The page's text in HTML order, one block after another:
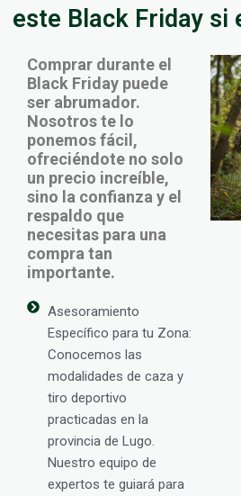
este Black Friday si
Comprar durante el
Black Friday puede
ser abrumador.
Nosotros te lo
ponemos fácil,
ofreciéndote no solo
un precio increíble,
sino la confianza y el
respaldo que
necesitas para una
compra tan
importante.
Asesoramiento
Específico para tu Zona:
Conocemos las
modalidades de caza y
tiro deportivo
practicadas en la
provincia de Lugo.
Nuestro equipo de
expertos te guiará para